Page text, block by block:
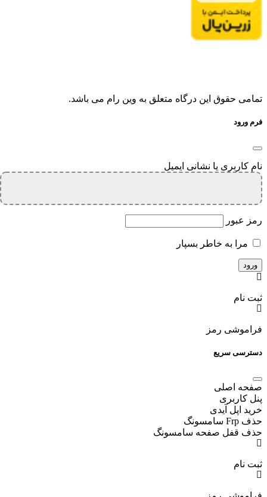
تمامی حقوق این درگاه متعلق به وین رام می باشد.
فرم ورود
نام کاربری یا نشانی ایمیل
رمز عبور
مرا به خاطر بسپار
ثبت نام
فراموشی رمز
دسترسی سریع
صفحه اصلی
پنل کاربری
خرید اپل آیدی
حذف Frp سامسونگ
حذف قفل صفحه سامسونگ
ثبت نام